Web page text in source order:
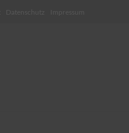
Datenschutz Impressum